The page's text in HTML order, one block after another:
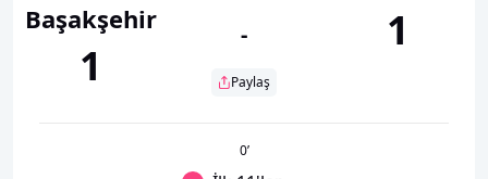
Başakşehir
1
-
Paylaş
1
0’